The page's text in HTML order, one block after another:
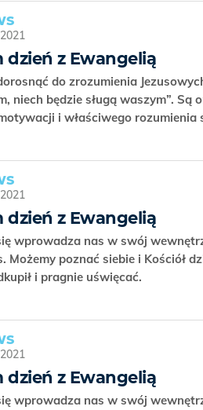
dzień z Ewangelią
do zrozumienia
niech będzie sługą waszym”. Są
i właściwego rozumienia
dzień z Ewangelią
wprowadza nas w swój
Możemy poznać siebie i Kościół
i pragnie uświęcać.
dzień z Ewangelią
wprowadza nas w swój